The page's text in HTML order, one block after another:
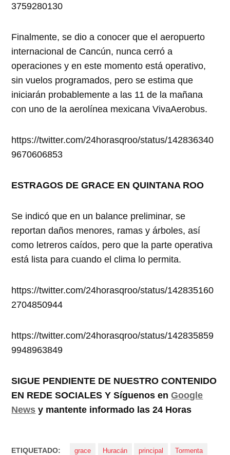
3759280130
Finalmente, se dio a conocer que el aeropuerto
internacional de Cancún, nunca cerró a
operaciones y en este momento está operativo,
sin vuelos programados, pero se estima que
iniciarán probablemente a las 11 de la mañana
con uno de la aerolínea mexicana VivaAerobus.
https://twitter.com/24horasqroo/status/142836340
9670606853
ESTRAGOS DE GRACE EN QUINTANA ROO
Se indicó que en un balance preliminar, se
reportan daños menores, ramas y árboles, así
como letreros caídos, pero que la parte operativa
está lista para cuando el clima lo permita.
https://twitter.com/24horasqroo/status/142835160
2704850944
https://twitter.com/24horasqroo/status/142835859
9948963849
SIGUE PENDIENTE DE NUESTRO CONTENIDO
EN REDE SOCIALES Y Síguenos enGoogle
News y mantente informado las 24 Horas
ETIQUETADO: grace Huracán principal Tormenta